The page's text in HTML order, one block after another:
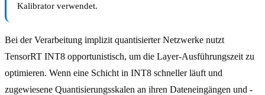
Kalibrator verwendet.
Bei der Verarbeitung implizit quantisierter Netzwerke nutzt
TensorRT INT8 opportunistisch, um die Layer-Ausführungszeit zu
optimieren. Wenn eine Schicht in INT8 schneller läuft und
zugewiesene Quantisierungsskalen an ihren Dateneingängen und -